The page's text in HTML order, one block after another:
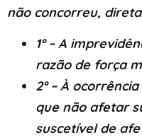
não concorreu,
1º – A
razão de força
2º – À
que não afetar
suscetível de